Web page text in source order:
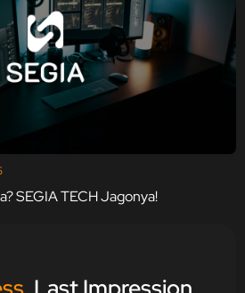
SEGIA TECH Jagonya!